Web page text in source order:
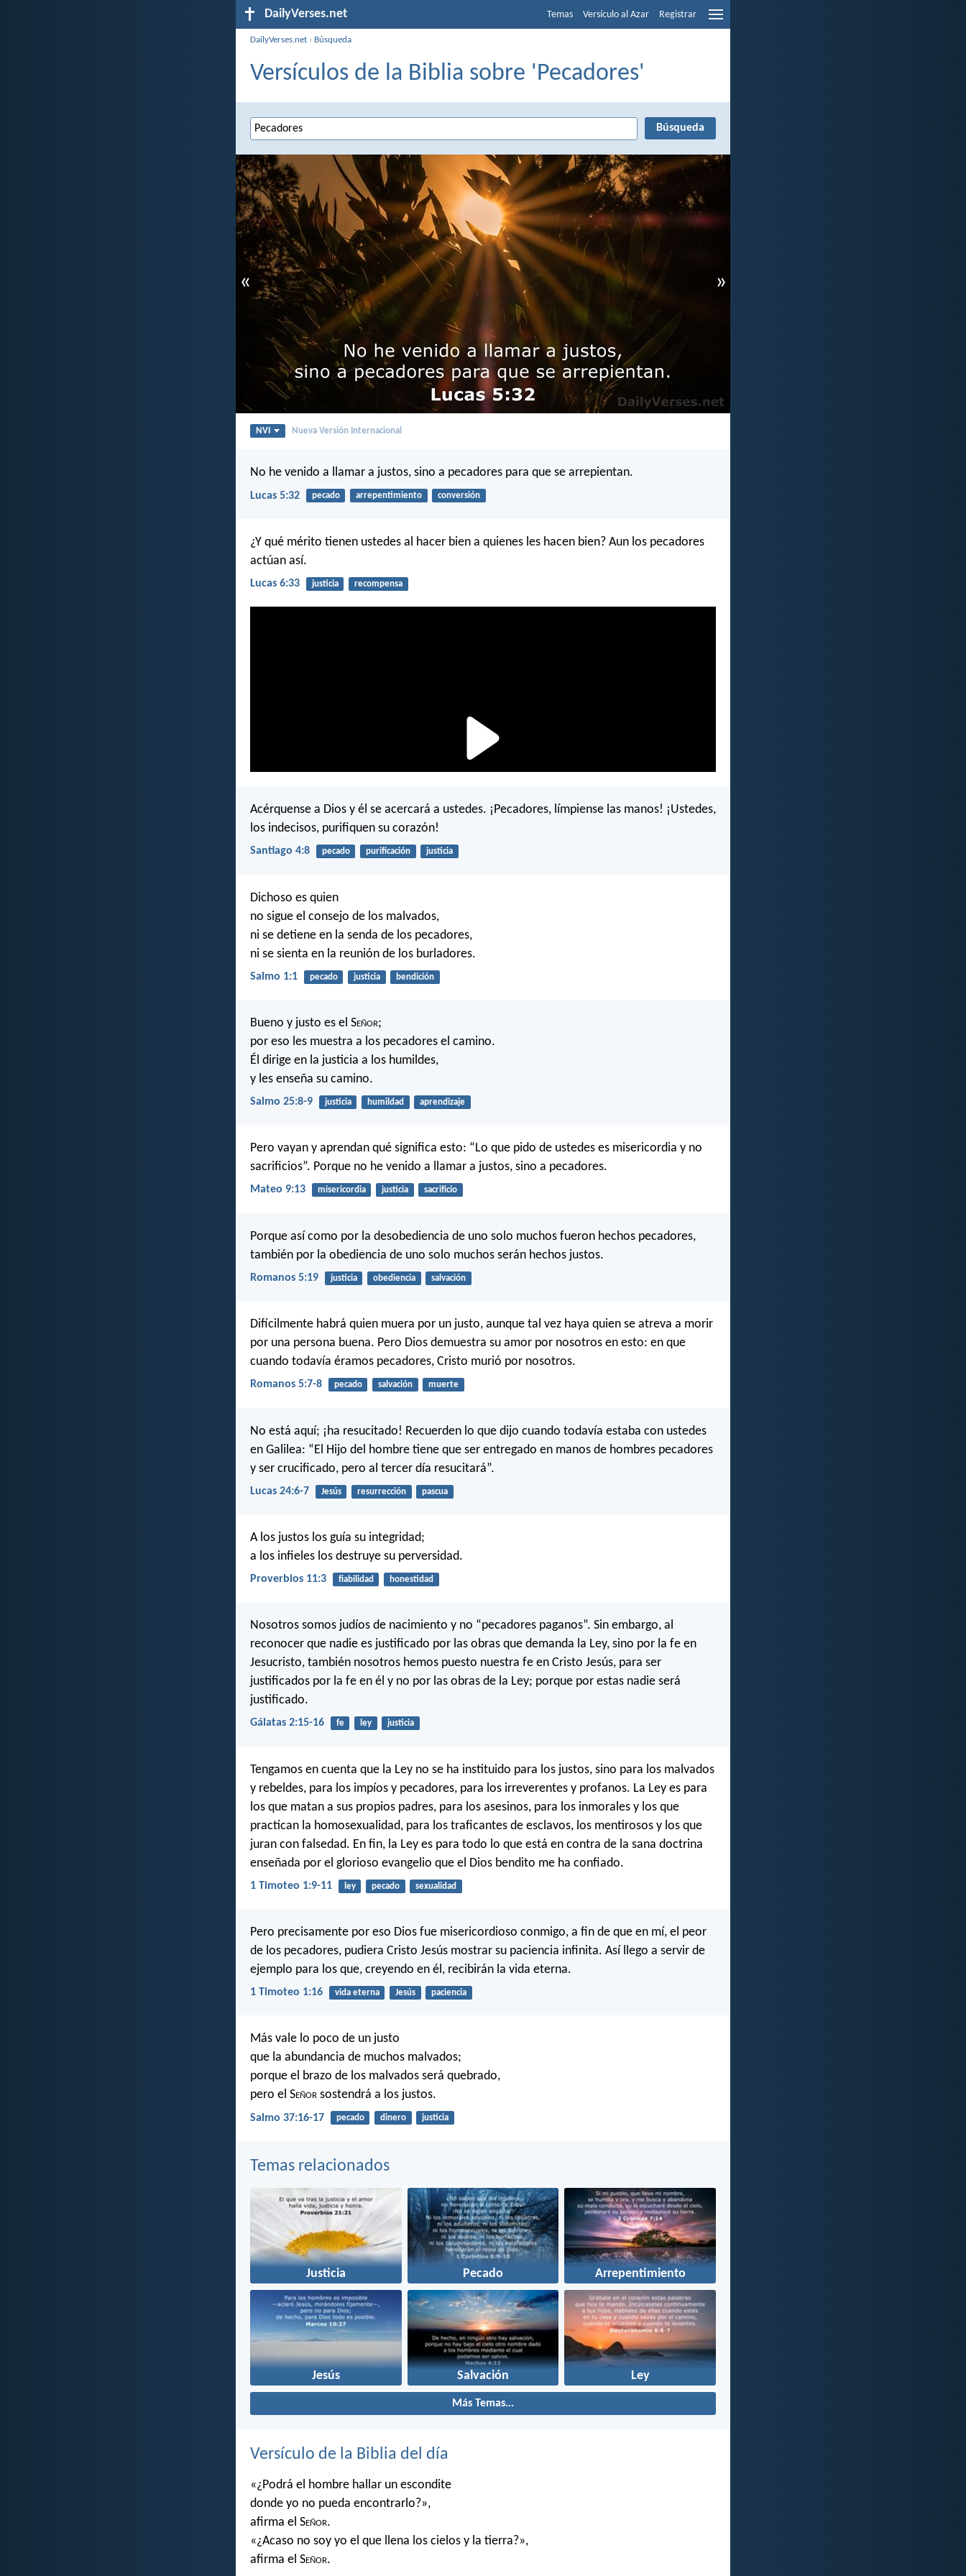
DailyVerses.net Temas Versículo al Azar Registrar
DailyVerses.net › Búsqueda
Versículos de la Biblia sobre 'Pecadores'
« »
NVI Nueva Versión Internacional
No he venido a llamar a justos, sino a pecadores para que se arrepientan.
Lucas 5:32 pecado arrepentimiento conversión
¿Y qué mérito tienen ustedes al hacer bien a quienes les hacen bien? Aun los pecadores
actúan así.
Lucas 6:33 justicia recompensa
Acérquense a Dios y él se acercará a ustedes. ¡Pecadores, límpiense las manos! ¡Ustedes,
los indecisos, purifiquen su corazón!
Santiago 4:8 pecado purificación justicia
Dichoso es quien
no sigue el consejo de los malvados,
ni se detiene en la senda de los pecadores,
ni se sienta en la reunión de los burladores.
Salmo 1:1 pecado justicia bendición
Bueno y justo es el Señor;
por eso les muestra a los pecadores el camino.
Él dirige en la justicia a los humildes,
y les enseña su camino.
Salmo 25:8-9 justicia humildad aprendizaje
Pero vayan y aprendan qué significa esto: “Lo que pido de ustedes es misericordia y no
sacrificios”. Porque no he venido a llamar a justos, sino a pecadores.
Mateo 9:13 misericordia justicia sacrificio
Porque así como por la desobediencia de uno solo muchos fueron hechos pecadores,
también por la obediencia de uno solo muchos serán hechos justos.
Romanos 5:19 justicia obediencia salvación
Difícilmente habrá quien muera por un justo, aunque tal vez haya quien se atreva a morir
por una persona buena. Pero Dios demuestra su amor por nosotros en esto: en que
cuando todavía éramos pecadores, Cristo murió por nosotros.
Romanos 5:7-8 pecado salvación muerte
No está aquí; ¡ha resucitado! Recuerden lo que dijo cuando todavía estaba con ustedes
en Galilea: “El Hijo del hombre tiene que ser entregado en manos de hombres pecadores
y ser crucificado, pero al tercer día resucitará”.
Lucas 24:6-7 Jesús resurrección pascua
A los justos los guía su integridad;
a los infieles los destruye su perversidad.
Proverbios 11:3 fiabilidad honestidad
Nosotros somos judíos de nacimiento y no “pecadores paganos”. Sin embargo, al
reconocer que nadie es justificado por las obras que demanda la Ley, sino por la fe en
Jesucristo, también nosotros hemos puesto nuestra fe en Cristo Jesús, para ser
justificados por la fe en él y no por las obras de la Ley; porque por estas nadie será
justificado.
Gálatas 2:15-16 fe ley justicia
Tengamos en cuenta que la Ley no se ha instituido para los justos, sino para los malvados
y rebeldes, para los impíos y pecadores, para los irreverentes y profanos. La Ley es para
los que matan a sus propios padres, para los asesinos, para los inmorales y los que
practican la homosexualidad, para los traficantes de esclavos, los mentirosos y los que
juran con falsedad. En fin, la Ley es para todo lo que está en contra de la sana doctrina
enseñada por el glorioso evangelio que el Dios bendito me ha confiado.
1 Timoteo 1:9-11 ley pecado sexualidad
Pero precisamente por eso Dios fue misericordioso conmigo, a fin de que en mí, el peor
de los pecadores, pudiera Cristo Jesús mostrar su paciencia infinita. Así llego a servir de
ejemplo para los que, creyendo en él, recibirán la vida eterna.
1 Timoteo 1:16 vida eterna Jesús paciencia
Más vale lo poco de un justo
que la abundancia de muchos malvados;
porque el brazo de los malvados será quebrado,
pero el Señor sostendrá a los justos.
Salmo 37:16-17 pecado dinero justicia
Temas relacionados
Justicia Pecado Arrepentimiento
Jesús Salvación Ley
Más Temas...
Versículo de la Biblia del día
«¿Podrá el hombre hallar un escondite
donde yo no pueda encontrarlo?»,
afirma el Señor.
«¿Acaso no soy yo el que llena los cielos y la tierra?»,
afirma el Señor.